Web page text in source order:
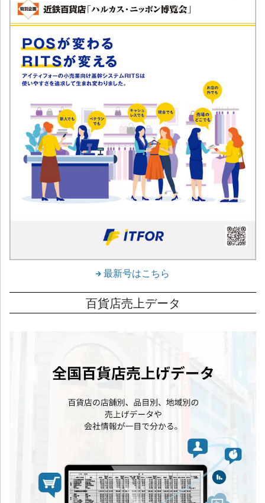
最新号はこちら
百貨店売上データ